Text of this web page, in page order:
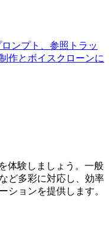
ンプト、参照トラッ
作とボイスクローンに
体験しましょう。一般
ど多彩に対応し、効率
ションを提供します。